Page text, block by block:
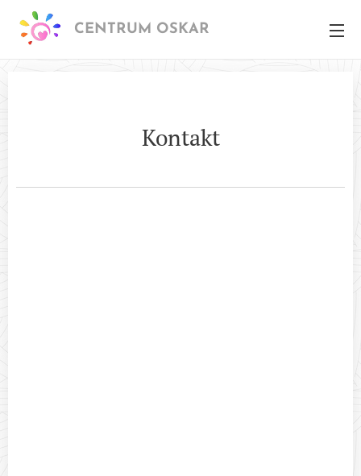
CENTRUM OSKAR
Kontakt